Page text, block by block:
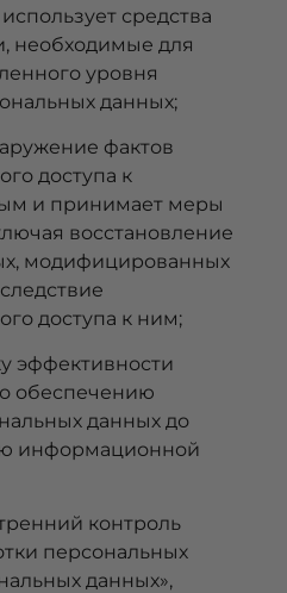
средства
необходимые для
уровня
данных;
фактов
доступа к
и принимает меры
восстановление
модифицированных
доступа к ним;
эффективности
обеспечению
данных до
информационной
контроль
персональных
данных»,